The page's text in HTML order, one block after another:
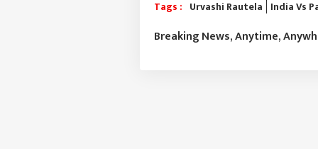
Tags : Urvashi Rautela India Vs
Breaking News, Anytime,
LOGIN
घेऊ